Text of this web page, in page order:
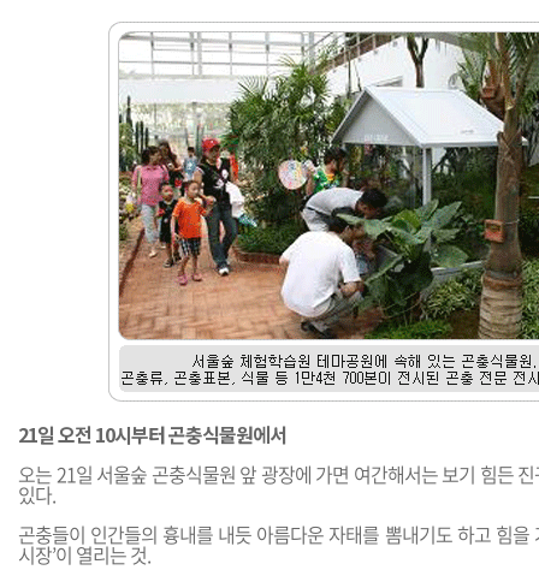
L
복
사
하
기
게
변
경
하
기
게
변
경
하
기
21일 오전 10시부터 곤충식물원에서
오는 21일 서울숲 곤충식물원 앞 광장에 가면 여간해서는 보기 힘든
있다.
곤충들이 인간들의 흉내를 내듯 아름다운 자태를 뽐내기도 하고 힘을
시장’이 열리는 것.